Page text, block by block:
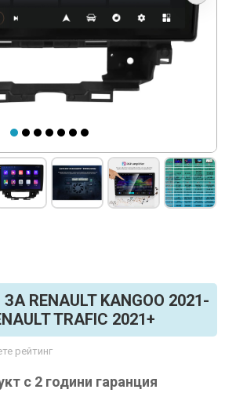
RENAULT KANGOO 2021-
TRAFIC 2021+
с 2 години гаранция
рейтинг